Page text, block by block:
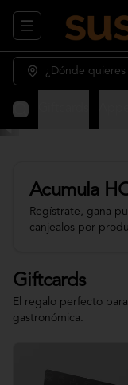
Abrir menu de
¿Dónde
Acumula
Regístrate, gana
canjealos por
Giftcards
El regalo perfecto
gastronómica.